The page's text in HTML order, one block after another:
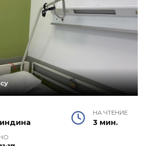
НА ЧТЕНИЕ
3 мин.